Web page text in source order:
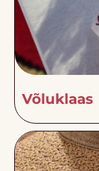
Võluklaas